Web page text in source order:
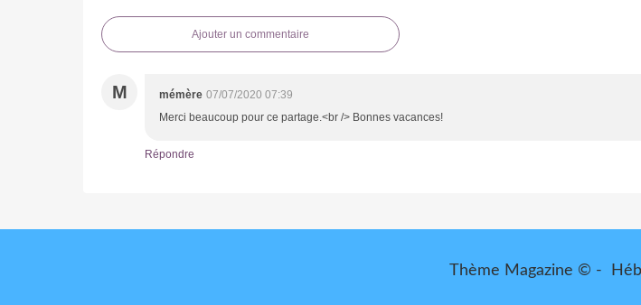
Ajouter un commentaire
M mémère 07/07/2020 07:39
Merci beaucoup pour ce partage.<br /> Bonnes vacances!
Répondre
Thème Magazine © -